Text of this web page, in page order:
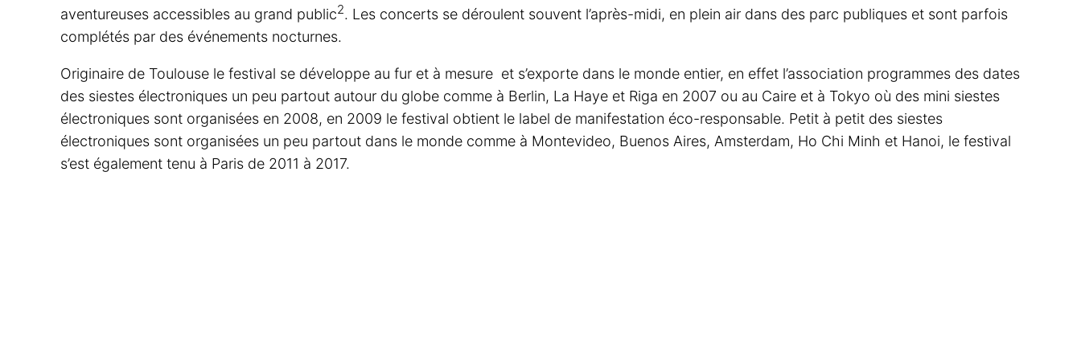
aventureuses accessibles au grand public2. Les concerts se déroulent souvent l’après-midi, en plein air dans des parc publiques et sont parfois
complétés par des événements nocturnes.
Originaire de Toulouse le festival se développe au fur et à mesure et s’exporte dans le monde entier, en effet l’association programmes des dates
des siestes électroniques un peu partout autour du globe comme à Berlin, La Haye et Riga en 2007 ou au Caire et à Tokyo où des mini siestes
électroniques sont organisées en 2008, en 2009 le festival obtient le label de manifestation éco-responsable. Petit à petit des siestes
électroniques sont organisées un peu partout dans le monde comme à Montevideo, Buenos Aires, Amsterdam, Ho Chi Minh et Hanoi, le festival
s’est également tenu à Paris de 2011 à 2017.